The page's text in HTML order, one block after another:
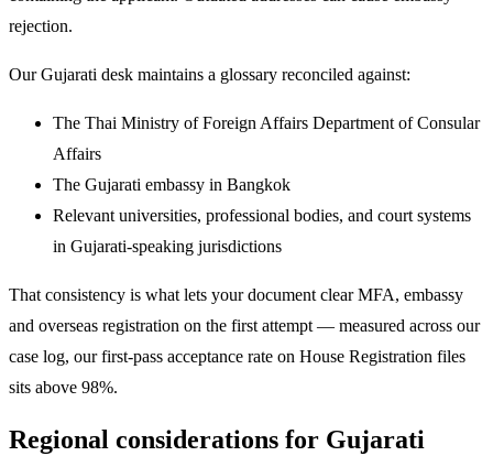
rejection.
Our Gujarati desk maintains a glossary reconciled against:
The Thai Ministry of Foreign Affairs Department of Consular
Affairs
The Gujarati embassy in Bangkok
Relevant universities, professional bodies, and court systems
in Gujarati-speaking jurisdictions
That consistency is what lets your document clear MFA, embassy
and overseas registration on the first attempt — measured across our
case log, our first-pass acceptance rate on House Registration files
sits above 98%.
Regional considerations for Gujarati